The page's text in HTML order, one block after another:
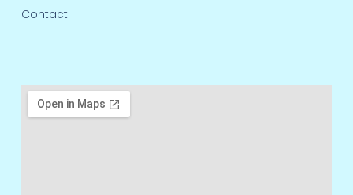
Contact